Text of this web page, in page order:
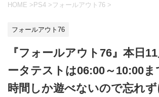
HOME >PS4 > フォールアウト76 >
フォールアウト76
『フォールアウト76』本日
ータテストは06:00～10:00
時間しか遊べないので忘れず